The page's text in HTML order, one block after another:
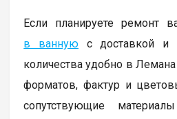
Если планируете ремонт
в ваннуюс доставкой и
количества удобно в
форматов, фактур и
сопутствующие